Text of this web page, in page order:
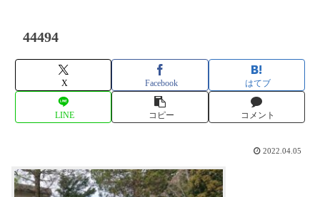
44494
X Facebook はてブ
LINE コピー コメント
2022.04.05